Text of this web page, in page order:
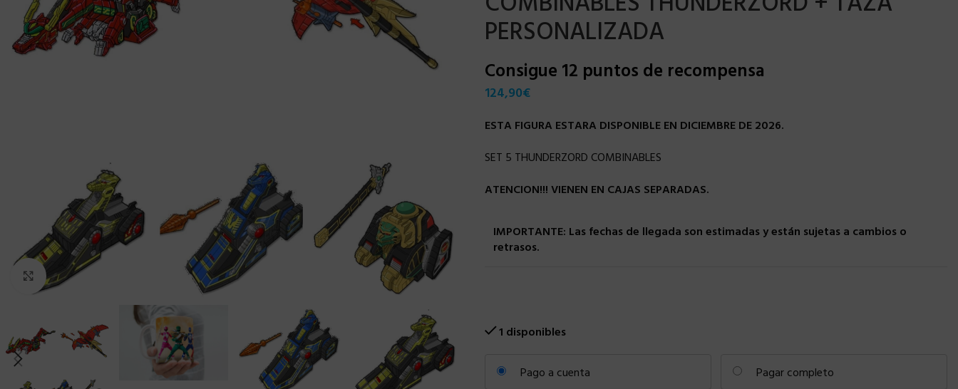
Clic para ampliar
PERSONALIZADA
Consigue 12 puntos de recompensa
124,90€
ESTA FIGURA ESTARA DISPONIBLE EN DICIEMBRE DE 2026.
SET 5 THUNDERZORD COMBINABLES
ATENCION!!! VIENEN EN CAJAS SEPARADAS.
IMPORTANTE: Las fechas de llegada son estimadas y están sujetas a cambios o
retrasos.
1 disponibles
Pago a cuenta Pagar completo